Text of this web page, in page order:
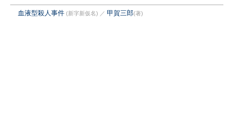
血液型殺人事件 (新字新仮名) ／ 甲賀三郎(著)